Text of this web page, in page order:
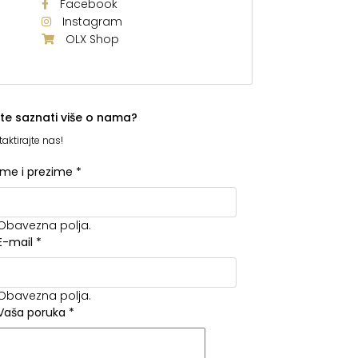
Facebook
Instagram
OLX Shop
saznati više o nama?
nas!
i prezime *
polja.
mail *
polja.
poruka *